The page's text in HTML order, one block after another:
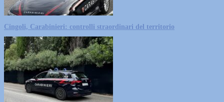
Cingoli, Carabinieri: controlli straordinari del territorio